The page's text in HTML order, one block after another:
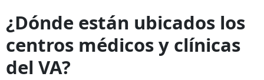
¿Dónde están ubicados los
centros médicos y clínicas
del VA?